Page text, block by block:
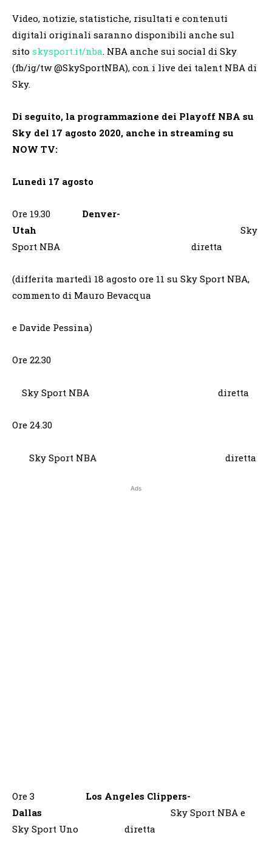
Video, notizie, statistiche, risultati e contenuti
digitali originali saranno disponibili anche sul
sito skysport.it/nba. NBA anche sui social di Sky
(fb/ig/tw @SkySportNBA), con i live dei talent NBA di
Sky.
Di seguito, la programmazione dei Playoff NBA su
Sky del 17 agosto 2020, anche in streaming su
NOW TV:
Lunedì 17 agosto
Ore 19.30 Denver-
Utah
Sky
Sport NBA diretta
(differita martedì 18 agosto ore 11 su Sky Sport NBA,
commento di Mauro Bevacqua
e Davide Pessina)
Ore 22.30
Sky Sport NBA diretta
Ore 24.30
Sky Sport NBA diretta
Ads
Ore 3 Los Angeles Clippers-
Dallas Sky Sport NBA e
Sky Sport Uno diretta